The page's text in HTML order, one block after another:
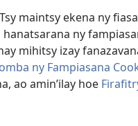
maintsy ekena ny
ny
mihitsy izay
ny Fampiasana
ao amin’ilay hoe
|FIRAFITRY NY